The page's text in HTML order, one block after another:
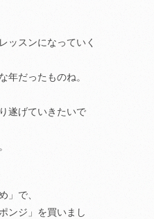
ッスンになっていく
年だったものね。
遂げていきたいで
」で、
ンジ」を買いまし